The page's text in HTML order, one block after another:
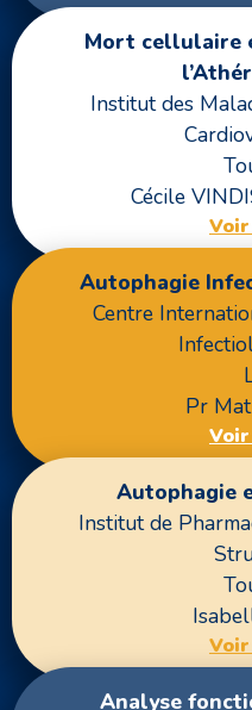
Mort cellulaire
Institut des
Cécile
Autophagie
Centre
Pr
Autophagie
Institut de
Analyse